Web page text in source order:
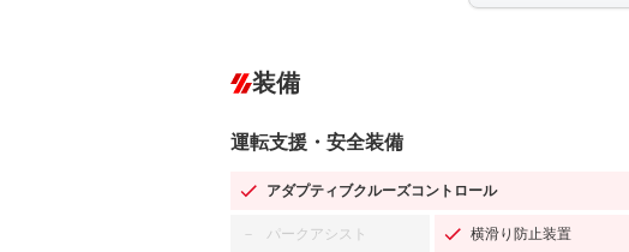
装備
運転支援・安全装備
アダプティブクルーズコントロール
－ パークアシスト 横滑り防止装置